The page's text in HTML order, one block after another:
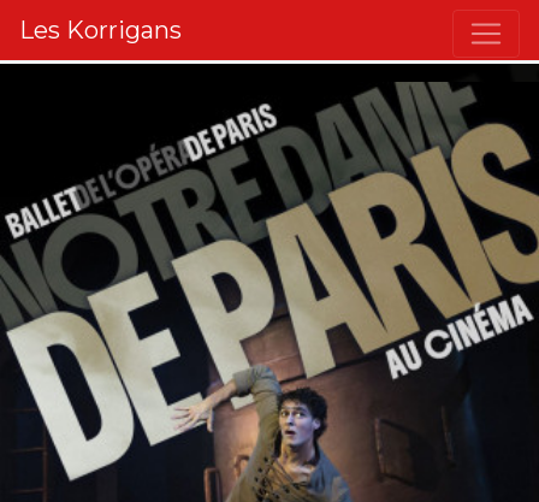
Les Korrigans